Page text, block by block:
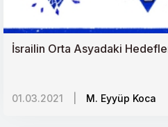
"Yüzyılın Anlaşması" Üçüncü
İsrailin Orta Asyadaki
01.03.2021 M. Eyyüp Koca